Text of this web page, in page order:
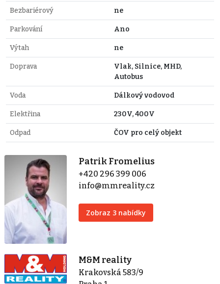
Bezbariérový ne
Parkování Ano
Výtah ne
Doprava
Vlak, Silnice, MHD,
Autobus
Voda Dálkový vodovod
Elektřina 230V, 400V
Odpad ČOV pro celý objekt
Patrik Fromelius
+420 296 399 006
info@mmreality.cz
Zobraz 3 nabídky
M&M reality
Krakovská 583/9